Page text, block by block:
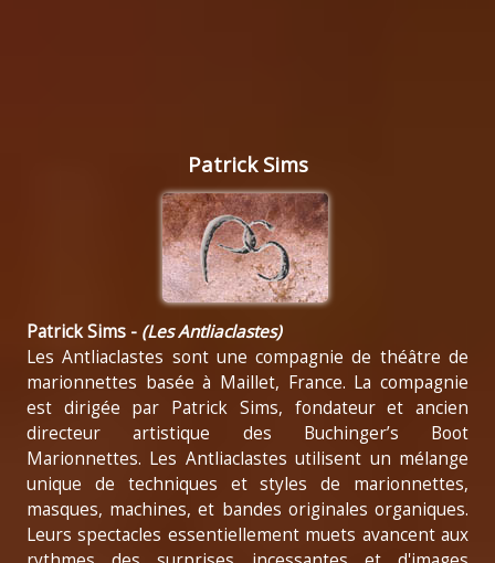
Patrick Sims
Patrick Sims - (Les Antliaclastes)
Les Antliaclastes sont une compagnie de théâtre de
marionnettes basée à Maillet, France. La compagnie
est dirigée par Patrick Sims, fondateur et ancien
directeur artistique des Buchinger’s Boot
Marionnettes. Les Antliaclastes utilisent un mélange
unique de techniques et styles de marionnettes,
masques, machines, et bandes originales organiques.
Leurs spectacles essentiellement muets avancent aux